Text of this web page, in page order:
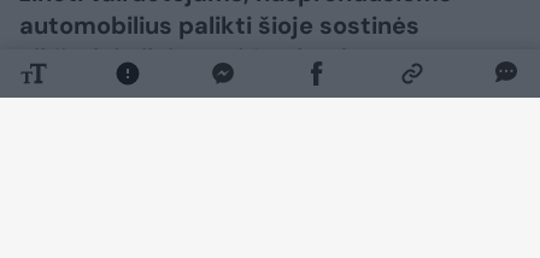
automobilius palikti šioje sostinės
aikštelėje ilgiau nei 2 valandas.